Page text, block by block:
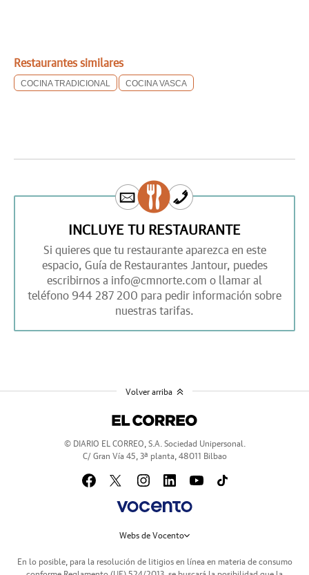
Restaurantes similares
COCINA TRADICIONAL COCINA VASCA
INCLUYE TU RESTAURANTE
Si quieres que tu restaurante aparezca en este
espacio, Guía de Restaurantes Jantour, puedes
escribirnos a info@cmnorte.com o llamar al
teléfono 944 287 200 para pedir información sobre
nuestras tarifas.
© DIARIO EL CORREO, S.A. Sociedad Unipersonal.
C/ Gran Vía 45, 3ª planta, 48011 Bilbao
Webs de Vocento
En lo posible, para la resolución de litigios en línea en materia de consumo
Volver arriba